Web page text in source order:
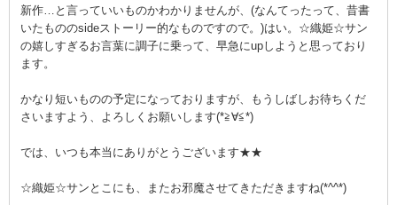
新作…と言っていいものかわかりませんが、(なんてったって、昔書
いたもののsideストーリー的なものですので。)はい。☆織姫☆サン
の嬉しすぎるお言葉に調子に乗って、早急にupしようと思っており
ます。
かなり短いものの予定になっておりますが、もうしばしお待ちくだ
さいますよう、よろしくお願いします(*≧∀≦*)
では、いつも本当にありがとうございます★★
☆織姫☆サンとこにも、またお邪魔させてきただきますね(*^^*)